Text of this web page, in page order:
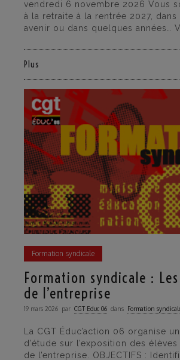
vendredi 6 novembre 2026 Vous
à la retraite à la rentrée 2027,
avenir ou dans quelques années…
Plus
Formation syndicale
Formation syndicale :
de l’entreprise
19 mars 2026 par CGT·Educ 06 dans Formation
La CGT Éduc’action 06 organise
d’étude sur l’exposition des
de l’entreprise. OBJECTIFS :